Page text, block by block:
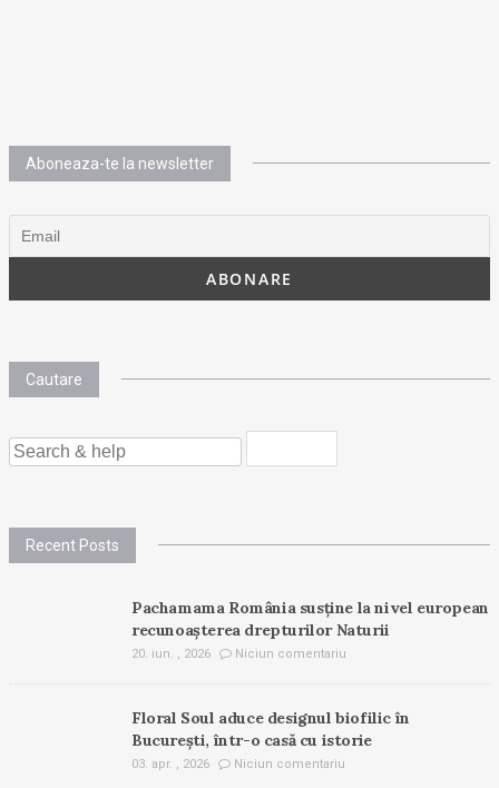
Aboneaza-te la newsletter
Cautare
SEARCH
FOR:
Recent Posts
Pachamama România susține la nivel european
recunoașterea drepturilor Naturii
20. iun. , 2026 Niciun comentariu
Floral Soul aduce designul biofilic în
București, într-o casă cu istorie
03. apr. , 2026 Niciun comentariu